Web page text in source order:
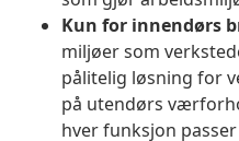
Kun for innendørs
miljøer som
pålitelig løsning for
på utendørs
hver funksjon